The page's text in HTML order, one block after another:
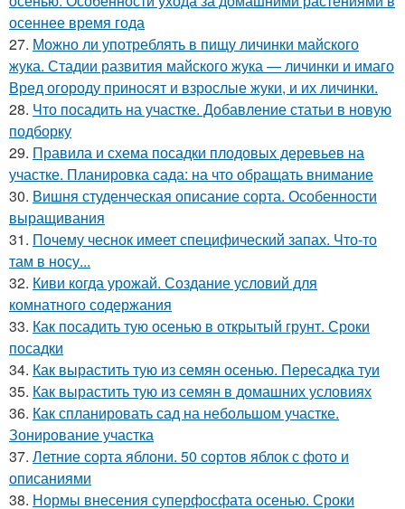
осеннее время года
27. Можно ли употреблять в пищу личинки майского
жука. Стадии развития майского жука — личинки и имаго
Вред огороду приносят и взрослые жуки, и их личинки.
28. Что посадить на участке. Добавление статьи в новую
подборку
29. Правила и схема посадки плодовых деревьев на
участке. Планировка сада: на что обращать внимание
30. Вишня студенческая описание сорта. Особенности
выращивания
31. Почему чеснок имеет специфический запах. Что-то
там в носу...
32. Киви когда урожай. Создание условий для
комнатного содержания
33. Как посадить тую осенью в открытый грунт. Сроки
посадки
34. Как вырастить тую из семян осенью. Пересадка туи
35. Как вырастить тую из семян в домашних условиях
36. Как спланировать сад на небольшом участке.
Зонирование участка
37. Летние сорта яблони. 50 сортов яблок с фото и
описаниями
38. Нормы внесения суперфосфата осенью. Сроки